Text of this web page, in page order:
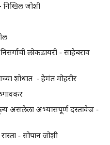
- निखिल जोशी
लोकडायरी - साहेबराव
शोधात - हेमंत मोहरीर
असलेला अभ्यासपूर्ण दस्तावेज -
- सोपान जोशी